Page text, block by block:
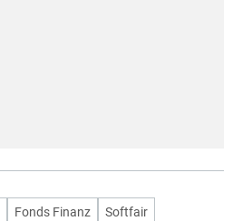
Fonds Finanz
Softfair